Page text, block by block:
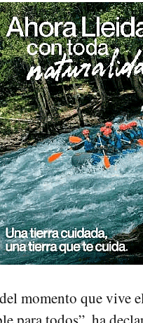
momento que vive